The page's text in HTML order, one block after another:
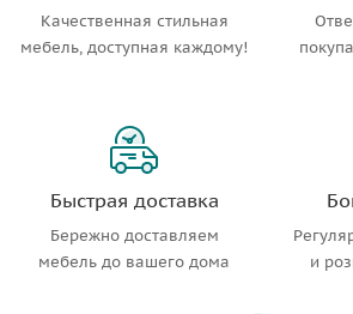
Качественная стильная
мебель, доступная каждому!
Быстрая доставка
Бережно доставляем
мебель до вашего дома
и